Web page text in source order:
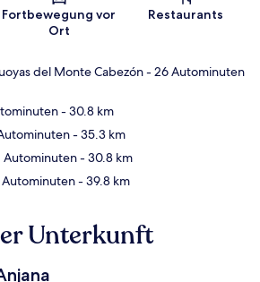
Karte
Fortbewegung vor
Ort
Restaurants
del Monte Cabezón- 26 Autominuten
- 30.8 km
- 35.3 km
Autominuten- 30.8 km
- 39.8 km
Unterkunft